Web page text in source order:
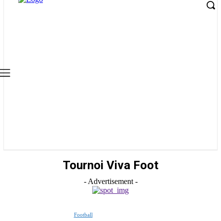
Tournoi Viva Foot
- Advertisement -
Football